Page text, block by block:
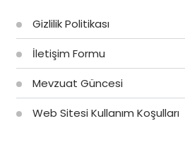
Gizlilik Politikası
İletişim Formu
Mevzuat Güncesi
Web Sitesi Kullanım Koşulları